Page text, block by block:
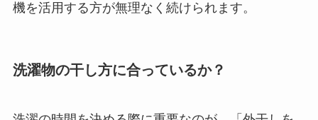
機を活用する方が無理なく続けられます。
洗濯物の干し方に合っているか？